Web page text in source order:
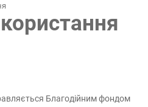
Благодійним фондом